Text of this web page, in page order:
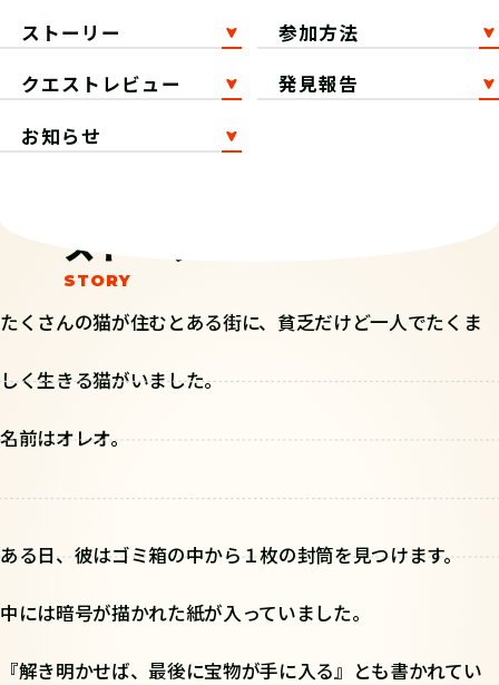
ストーリー
参加方法
クエストレビュー
発見報告
お知らせ
ストーリー
たくさんの猫が住むとある街に、貧乏だけど一人でたくま
しく生きる猫がいました。
名前はオレオ。
ある日、彼はゴミ箱の中から１枚の封筒を見つけます。
中には暗号が描かれた紙が入っていました。
『解き明かせば、最後に宝物が手に入る』とも書かれてい